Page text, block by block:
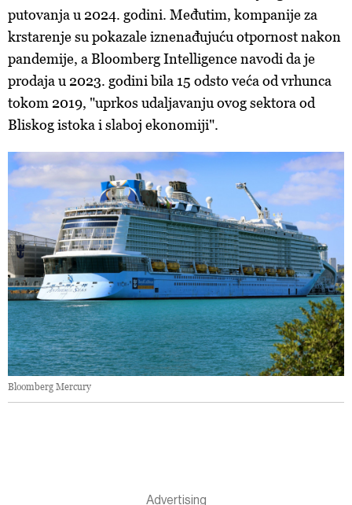
putovanja u 2024. godini. Međutim, kompanije za
krstarenje su pokazale iznenađujuću otpornost nakon
pandemije, a Bloomberg Intelligence navodi da je
prodaja u 2023. godini bila 15 odsto veća od vrhunca
tokom 2019, "uprkos udaljavanju ovog sektora od
Bliskog istoka i slaboj ekonomiji".
Bloomberg Mercury